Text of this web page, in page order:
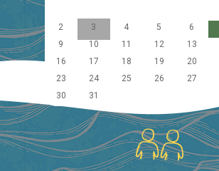
2
3 4 5 6
9
10 11 12 13
16
17 18 19 20
23
24 25 26 27
30
31